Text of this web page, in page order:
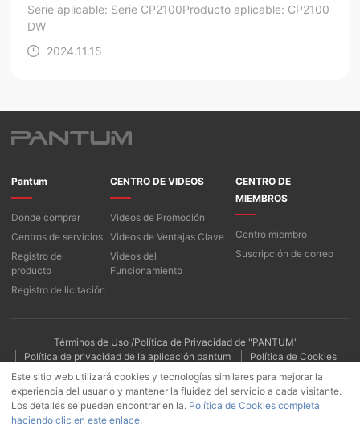
Serie aplicable: Serie CP2100Producto aplicable: CP2100
DW
2024.11.15
Pantum
Donde comprar
Centros de servicios
Registro del
producto
Registro de licitación
CENTRO DE VIDEOS
Videos de Promoción
Videos de Ventajas Clave
Videos del
Funcionamiento
CENTRO DE
MIEMBROS
Centro miembro
Suscripción de correo
Términos de Uso /Política de Privacidad de "PANTUM"
Política de privacidad de la aplicación pantum
Política de Cookies
Este sitio web utilizará cookies y tecnologías similares para mejorar la
experiencia del usuario y mantener la fluidez del servicio a cada visitante.
Los detalles se pueden encontrar en la. Política de Cookies completa
haciendo clic en este enlace.